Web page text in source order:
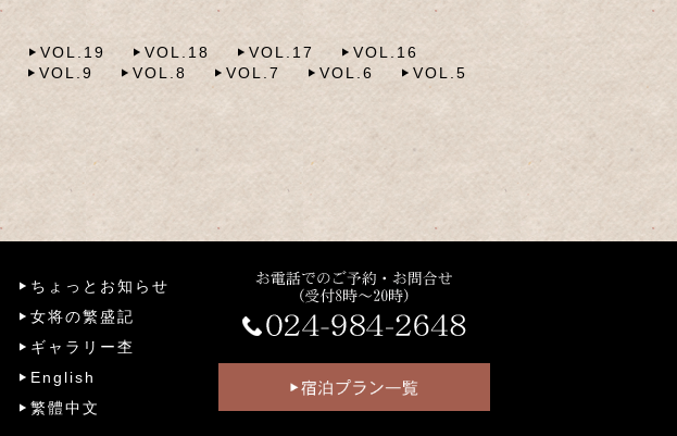
VOL.19 VOL.18 VOL.17
VOL.16
VOL.9 VOL.8 VOL.7 VOL.6
VOL.5
ちょっとお知らせ
女将の繁盛記
ギャラリー杢
English
繁體中文